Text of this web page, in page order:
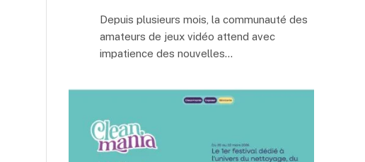
Depuis plusieurs mois, la communauté des
amateurs de jeux vidéo attend avec
impatience des nouvelles…